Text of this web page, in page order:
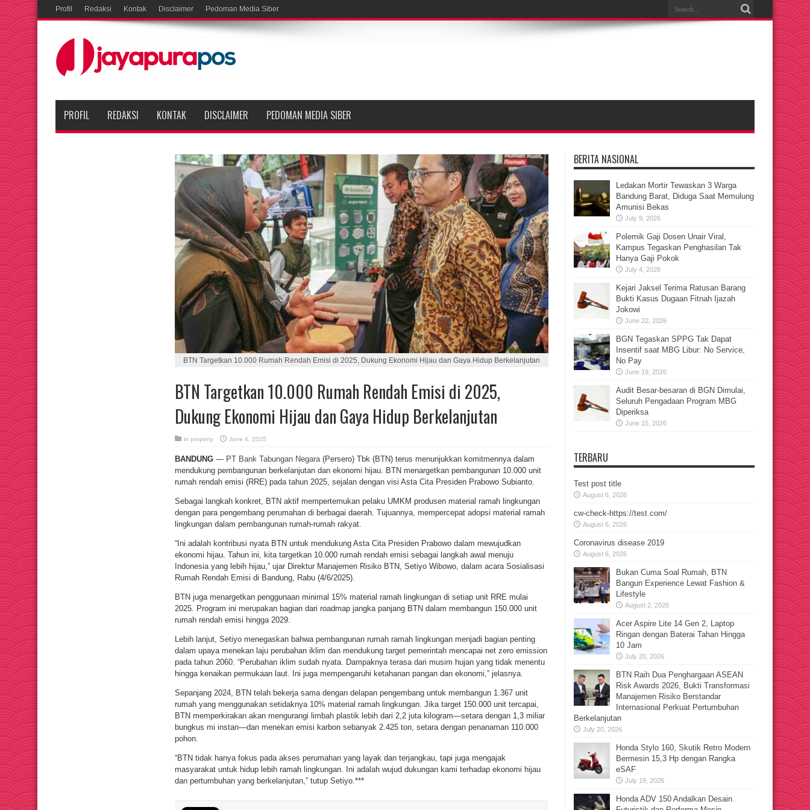
Profil Redaksi Kontak Disclaimer Pedoman Media Siber
PROFIL REDAKSI KONTAK DISCLAIMER PEDOMAN MEDIA SIBER
BTN Targetkan 10.000 Rumah Rendah Emisi di 2025, Dukung Ekonomi Hijau dan Gaya Hidup Berkelanjutan
BTN Targetkan 10.000 Rumah Rendah Emisi di 2025,
Dukung Ekonomi Hijau dan Gaya Hidup Berkelanjutan
in property June 4, 2025
BANDUNG — PT Bank Tabungan Negara (Persero) Tbk (BTN) terus menunjukkan komitmennya dalam
mendukung pembangunan berkelanjutan dan ekonomi hijau. BTN menargetkan pembangunan 10.000 unit
rumah rendah emisi (RRE) pada tahun 2025, sejalan dengan visi Asta Cita Presiden Prabowo Subianto.
Sebagai langkah konkret, BTN aktif mempertemukan pelaku UMKM produsen material ramah lingkungan
dengan para pengembang perumahan di berbagai daerah. Tujuannya, mempercepat adopsi material ramah
lingkungan dalam pembangunan rumah-rumah rakyat.
“Ini adalah kontribusi nyata BTN untuk mendukung Asta Cita Presiden Prabowo dalam mewujudkan
ekonomi hijau. Tahun ini, kita targetkan 10.000 rumah rendah emisi sebagai langkah awal menuju
Indonesia yang lebih hijau,” ujar Direktur Manajemen Risiko BTN, Setiyo Wibowo, dalam acara Sosialisasi
Rumah Rendah Emisi di Bandung, Rabu (4/6/2025).
BTN juga menargetkan penggunaan minimal 15% material ramah lingkungan di setiap unit RRE mulai
2025. Program ini merupakan bagian dari roadmap jangka panjang BTN dalam membangun 150.000 unit
rumah rendah emisi hingga 2029.
Lebih lanjut, Setiyo menegaskan bahwa pembangunan rumah ramah lingkungan menjadi bagian penting
dalam upaya menekan laju perubahan iklim dan mendukung target pemerintah mencapai net zero emission
pada tahun 2060. “Perubahan iklim sudah nyata. Dampaknya terasa dari musim hujan yang tidak menentu
hingga kenaikan permukaan laut. Ini juga mempengaruhi ketahanan pangan dan ekonomi,” jelasnya.
Sepanjang 2024, BTN telah bekerja sama dengan delapan pengembang untuk membangun 1.367 unit
rumah yang menggunakan setidaknya 10% material ramah lingkungan. Jika target 150.000 unit tercapai,
BTN memperkirakan akan mengurangi limbah plastik lebih dari 2,2 juta kilogram—setara dengan 1,3 miliar
bungkus mi instan—dan menekan emisi karbon sebanyak 2.425 ton, setara dengan penanaman 110.000
pohon.
“BTN tidak hanya fokus pada akses perumahan yang layak dan terjangkau, tapi juga mengajak
masyarakat untuk hidup lebih ramah lingkungan. Ini adalah wujud dukungan kami terhadap ekonomi hijau
dan pertumbuhan yang berkelanjutan,” tutup Setiyo.***
BERITA NASIONAL
Ledakan Mortir Tewaskan 3 Warga
Bandung Barat, Diduga Saat Memulung
Amunisi Bekas
July 9, 2026
Polemik Gaji Dosen Unair Viral,
Kampus Tegaskan Penghasilan Tak
Hanya Gaji Pokok
July 4, 2026
Kejari Jaksel Terima Ratusan Barang
Bukti Kasus Dugaan Fitnah Ijazah
Jokowi
June 22, 2026
BGN Tegaskan SPPG Tak Dapat
Insentif saat MBG Libur: No Service,
No Pay
June 19, 2026
Audit Besar-besaran di BGN Dimulai,
Seluruh Pengadaan Program MBG
Diperiksa
June 15, 2026
TERBARU
Test post title
August 6, 2026
cw-check-https://test.com/
August 6, 2026
Coronavirus disease 2019
August 6, 2026
Bukan Cuma Soal Rumah, BTN
Bangun Experience Lewat Fashion &
Lifestyle
August 2, 2026
Acer Aspire Lite 14 Gen 2, Laptop
Ringan dengan Baterai Tahan Hingga
10 Jam
July 20, 2026
BTN Raih Dua Penghargaan ASEAN
Risk Awards 2026, Bukti Transformasi
Manajemen Risiko Berstandar
Internasional Perkuat Pertumbuhan
Berkelanjutan
July 20, 2026
Honda Stylo 160, Skutik Retro Modern
Bermesin 15,3 Hp dengan Rangka
eSAF
July 19, 2026
Honda ADV 150 Andalkan Desain